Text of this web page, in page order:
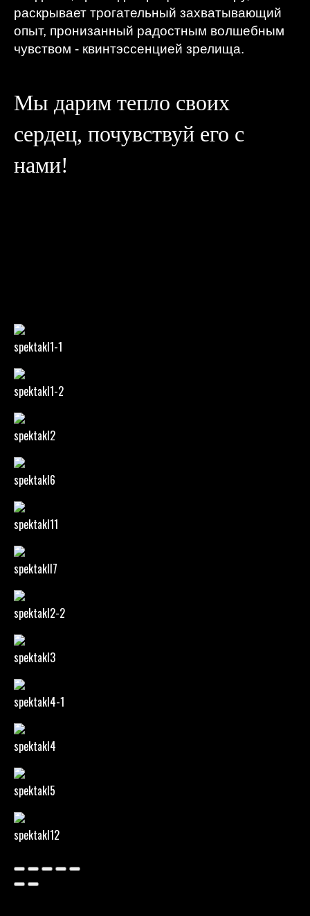
раскрывает трогательный захватывающий
опыт, пронизанный радостным волшебным
чувством - квинтэссенцией зрелища.
Мы дарим тепло своих
сердец, почувствуй его с
нами!
spektakl1-1
spektakl1-2
spektakl2
spektakl6
spektakl11
spektakll7
spektakl2-2
spektakl3
spektakl4-1
spektakl4
spektakl5
spektakl12